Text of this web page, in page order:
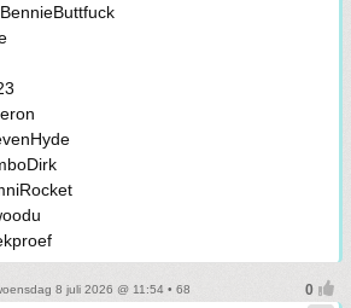
8 juli 2026 @ 11:54 • 68